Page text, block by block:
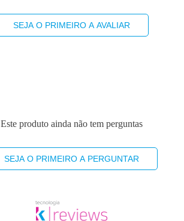
SEJA O PRIMEIRO A AVALIAR
Este produto ainda não tem perguntas
SEJA O PRIMEIRO A PERGUNTAR